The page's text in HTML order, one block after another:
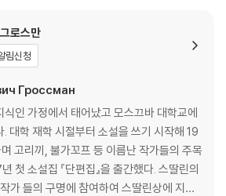
로스만
림신청
Гроссман
인 가정에서 태어났고 모스끄바 대학교에
대학 재학 시절부터 소설을 쓰기 시작해 19
고리끼, 불가꼬프 등 이름난 작가들의 주목
첫 소설집 『단편집』을 출간했다. 스딸린의
가 들의 구명에 참여하여 스딸린상에 지명